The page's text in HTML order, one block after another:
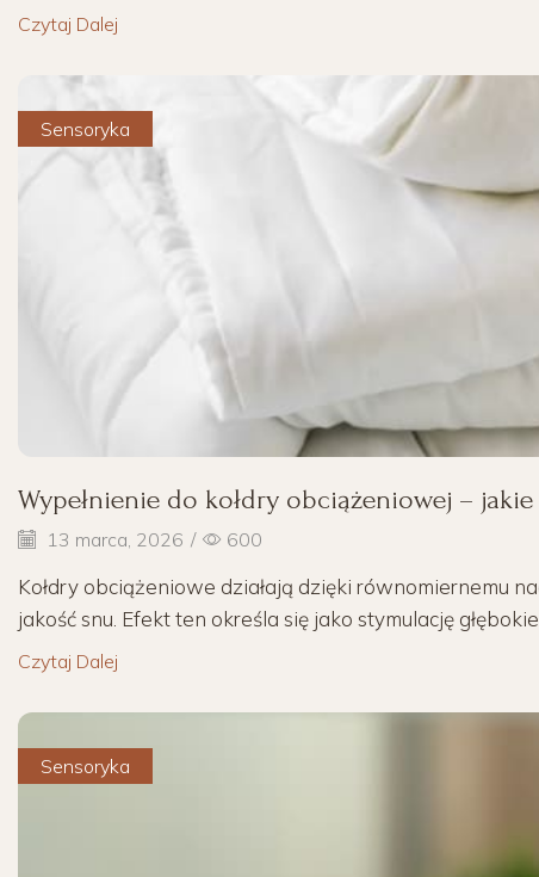
Czytaj Dalej
Sensoryka
Wypełnienie do kołdry obciążeniowej –
13 marca, 2026 / 600
Kołdry obciążeniowe działają dzięki równomiernemu
jakość snu. Efekt ten określa się jako stymulację
Czytaj Dalej
Sensoryka